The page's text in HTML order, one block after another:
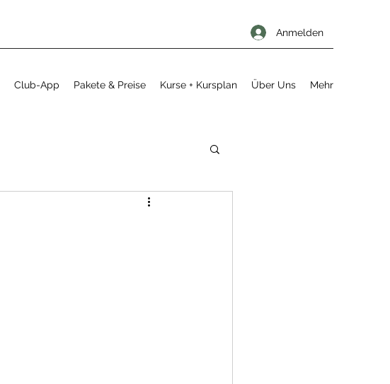
Anmelden
Club-App Pakete & Preise Kurse + Kursplan Über Uns Mehr